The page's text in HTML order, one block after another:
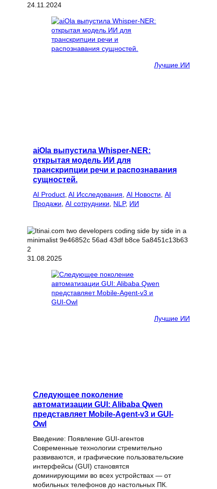
24.11.2024
Лучшие ИИ
aiOla выпустила Whisper-NER:
открытая модель ИИ для
транскрипции речи и распознавания
сущностей.
AI Product AI Исследования AI Новости AI
Продажи AI сотрудники NLP, ИИ
31.08.2025
Лучшие ИИ
Следующее поколение
автоматизации GUI: Alibaba Qwen
представляет Mobile-Agent-v3 и GUI-
Owl
Введение: Появление GUI-агентов
Современные технологии стремительно
развиваются, и графические пользовательские
интерфейсы (GUI) становятся
доминирующими во всех устройствах — от
мобильных телефонов до настольных ПК.